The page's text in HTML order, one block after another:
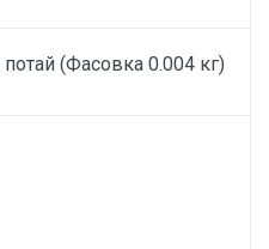
(Фасовка 0.004 кг)